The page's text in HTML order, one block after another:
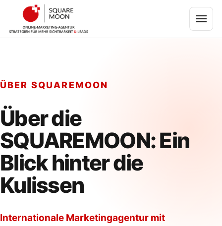
ÜBER SQUAREMOON
Über die
SQUAREMOON: Ein
Blick hinter die
Kulissen
Internationale Marketingagentur mit